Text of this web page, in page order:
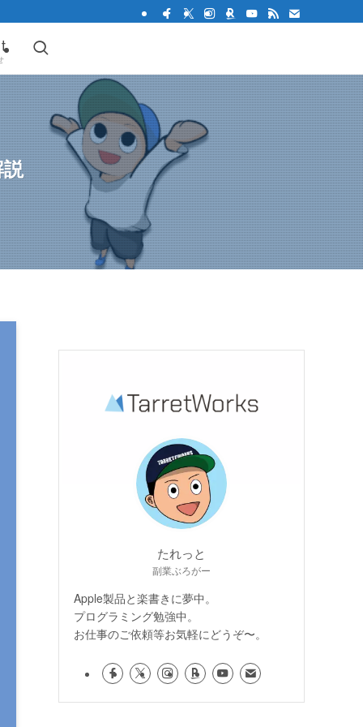
たれっと
副業ぶろがー
Apple製品と楽書きに夢中。
プログラミング勉強中。
お仕事のご依頼等お気軽にどうぞ〜。